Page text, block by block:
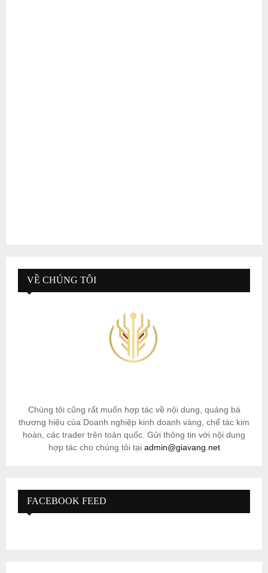
VỀ CHÚNG TÔI
Chúng tôi cũng rất muốn hợp tác về nội dung, quảng bá
thương hiệu của Doanh nghiệp kinh doanh vàng, chế tác kim
hoàn, các trader trên toàn quốc. Gửi thông tin với nội dung
hợp tác cho chúng tôi tại admin@giavang.net
FACEBOOK FEED